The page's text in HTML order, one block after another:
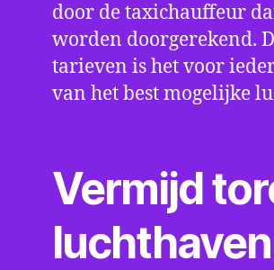
door de taxichauffeur
worden doorgerekend.
tarieven is het voor
van het best mogelijke
Vermijd